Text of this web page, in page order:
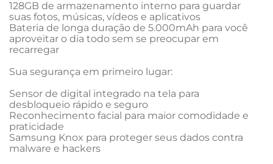
128GB de armazenamento interno para guardar
suas fotos, músicas, vídeos e aplicativos
Bateria de longa duração de 5.000mAh para você
aproveitar o dia todo sem se preocupar em
recarregar
Sua segurança em primeiro lugar:
Sensor de digital integrado na tela para
desbloqueio rápido e seguro
Reconhecimento facial para maior comodidade e
praticidade
Samsung Knox para proteger seus dados contra
malware e hackers